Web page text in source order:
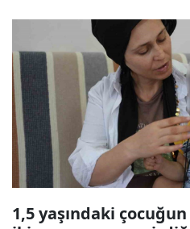
1,5 yaşındaki